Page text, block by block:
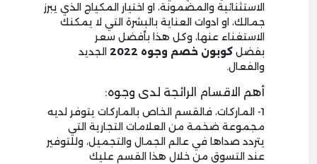
الاستثنائية والمضمونة، او اختيار المكياج الذي يبرز
جمالك، او ادوات العناية بالبشرة التي لا يمكنك
الاستغناء عنها، وكل هذا بأفضل سعر
بفضل كوبون خصم وجوه 2022 الجديد
والفعال.
أهم الاقسام الرائجة لدى وجوه:
1- الماركات، فالقسم الخاص بالماركات يتوفر لديه
مجموعة ضخمة من العلامات التجارية التي
يتردد صداها في عالم الجمال والتجميل، وللتوفير
عند التسوق من خلال هذا القسم عليك